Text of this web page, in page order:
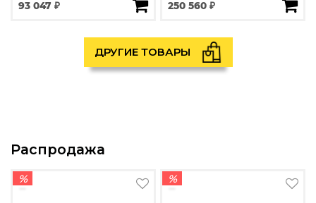
93 047 ₽ 250 560 ₽
ДРУГИЕ ТОВАРЫ
Распродажа
% %